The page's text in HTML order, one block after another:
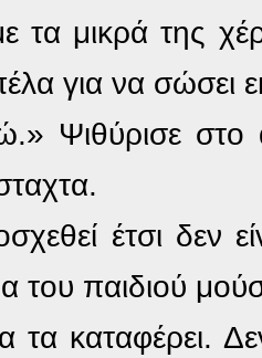
τα μικρά της
για να σώσει
Ψιθύρισε
έτσι δεν
του παιδιού
καταφέρει.